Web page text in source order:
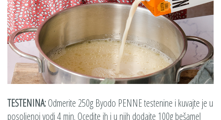
TESTENINA:Odmerite 250g Byodo PENNE testenine i kuvajte je u
posoljenoj vodi 4 min. Ocedite ih i u njih dodajte 100g bešamel